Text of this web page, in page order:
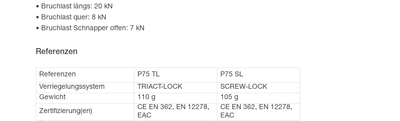
Bruchlast längs: 20 kN
Bruchlast quer: 8 kN
Bruchlast Schnapper offen: 7 kN
Referenzen
Referenzen P75 TL
P75 SL
Verriegelungssystem
TRIACT-LOCK
SCREW-LOCK
Gewicht
110 g
105 g
Zertifizierung(en)
CE EN 362, EN 12278,
EAC
CE EN 362, EN 12278,
EAC